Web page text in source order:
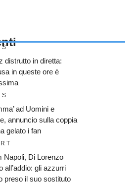
distrutto in diretta:
in queste ore è
ad Uomini e
annuncio sulla coppia
gelato i fan
Napoli, Di Lorenzo
all’addio: gli azzurri
preso il suo sostituto